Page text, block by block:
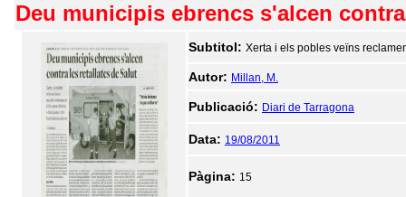
Deu municipis ebrencs s'alcen
Subtitol: Xerta i els pobles veïns
Autor: Millan, M.
Publicació: Diari de Tarragona
Data: 19/08/2011
Pàgina: 15